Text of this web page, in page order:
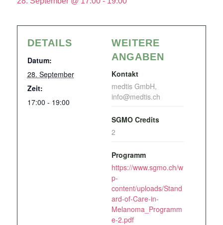
DETAILS
Datum:
28. September
Zeit:
17:00 - 19:00
WEITERE
ANGABEN
Kontakt
medtis GmbH,
info@medtis.ch
SGMO Credits
2
Programm
https://www.sgmo.ch/w
p-
content/uploads/Stand
ard-of-Care-in-
Melanoma_Programm
e-2.pdf